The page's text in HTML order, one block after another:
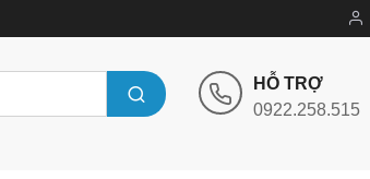
HỖ TRỢ
0922.258.515